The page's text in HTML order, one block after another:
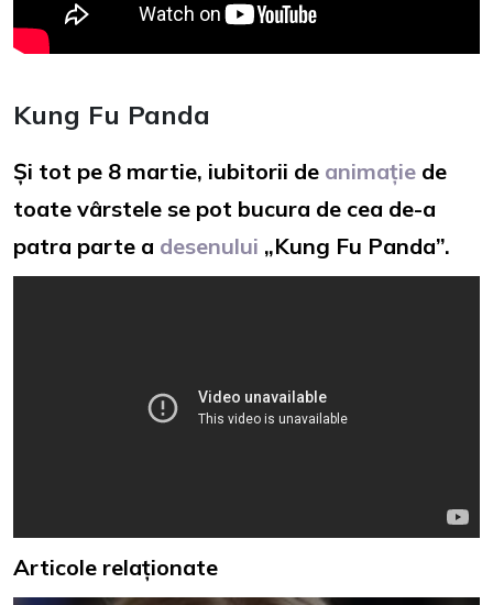
Kung Fu Panda
Și tot pe 8 martie, iubitorii de animație de
toate vârstele se pot bucura de cea de-a
patra parte a desenului „Kung Fu Panda”.
Articole relaționate